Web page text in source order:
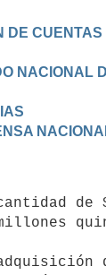
DE CUENTAS
NACIONAL